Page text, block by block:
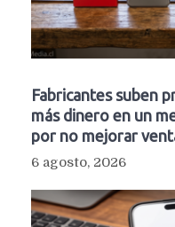
Fabricantes suben
más dinero en un
por no mejorar
6 agosto, 2026